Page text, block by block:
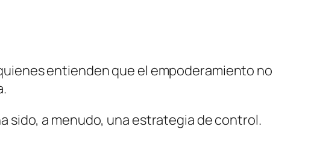
entienden que el empoderamiento no
sido, a menudo, una estrategia de control.